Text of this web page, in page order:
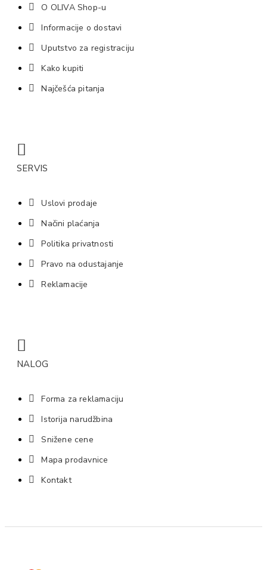
O OLIVA Shop-u
Informacije o dostavi
Uputstvo za registraciju
Kako kupiti
Najčešća pitanja
SERVIS
Uslovi prodaje
Načini plaćanja
Politika privatnosti
Pravo na odustajanje
Reklamacije
NALOG
Forma za reklamaciju
Istorija narudžbina
Snižene cene
Mapa prodavnice
Kontakt